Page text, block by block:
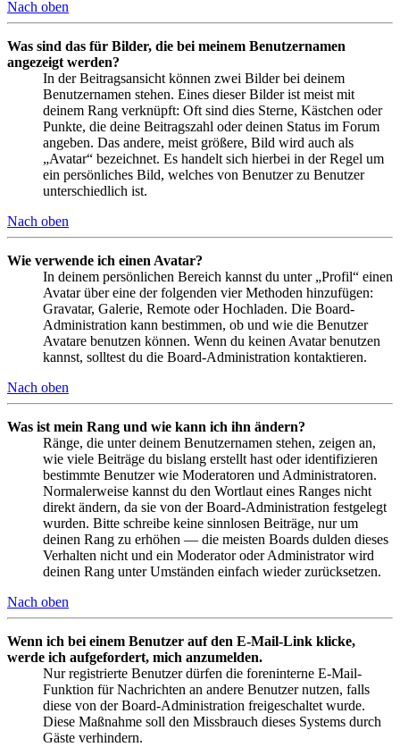
Nach oben
Was sind das für Bilder, die bei meinem Benutzernamen
angezeigt werden?
In der Beitragsansicht können zwei Bilder bei deinem
Benutzernamen stehen. Eines dieser Bilder ist meist mit
deinem Rang verknüpft: Oft sind dies Sterne, Kästchen oder
Punkte, die deine Beitragszahl oder deinen Status im Forum
angeben. Das andere, meist größere, Bild wird auch als
„Avatar“ bezeichnet. Es handelt sich hierbei in der Regel um
ein persönliches Bild, welches von Benutzer zu Benutzer
unterschiedlich ist.
Nach oben
Wie verwende ich einen Avatar?
In deinem persönlichen Bereich kannst du unter „Profil“ einen
Avatar über eine der folgenden vier Methoden hinzufügen:
Gravatar, Galerie, Remote oder Hochladen. Die Board-
Administration kann bestimmen, ob und wie die Benutzer
Avatare benutzen können. Wenn du keinen Avatar benutzen
kannst, solltest du die Board-Administration kontaktieren.
Nach oben
Was ist mein Rang und wie kann ich ihn ändern?
Ränge, die unter deinem Benutzernamen stehen, zeigen an,
wie viele Beiträge du bislang erstellt hast oder identifizieren
bestimmte Benutzer wie Moderatoren und Administratoren.
Normalerweise kannst du den Wortlaut eines Ranges nicht
direkt ändern, da sie von der Board-Administration festgelegt
wurden. Bitte schreibe keine sinnlosen Beiträge, nur um
deinen Rang zu erhöhen — die meisten Boards dulden dieses
Verhalten nicht und ein Moderator oder Administrator wird
deinen Rang unter Umständen einfach wieder zurücksetzen.
Nach oben
Wenn ich bei einem Benutzer auf den E-Mail-Link klicke,
werde ich aufgefordert, mich anzumelden.
Nur registrierte Benutzer dürfen die foreninterne E-Mail-
Funktion für Nachrichten an andere Benutzer nutzen, falls
diese von der Board-Administration freigeschaltet wurde.
Diese Maßnahme soll den Missbrauch dieses Systems durch
Gäste verhindern.